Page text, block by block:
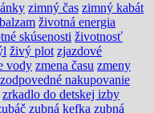
zimný čas zimný kabát
životná energia
skúsenosti životnosť
živý plot zjazdové
vody zmena času zmeny
zodpovedné nakupovanie
zrkadlo do detskej izby
zubná kefka zubná